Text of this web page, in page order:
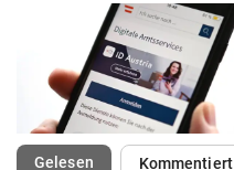
Gelesen(ausgewählt)Kommentiert